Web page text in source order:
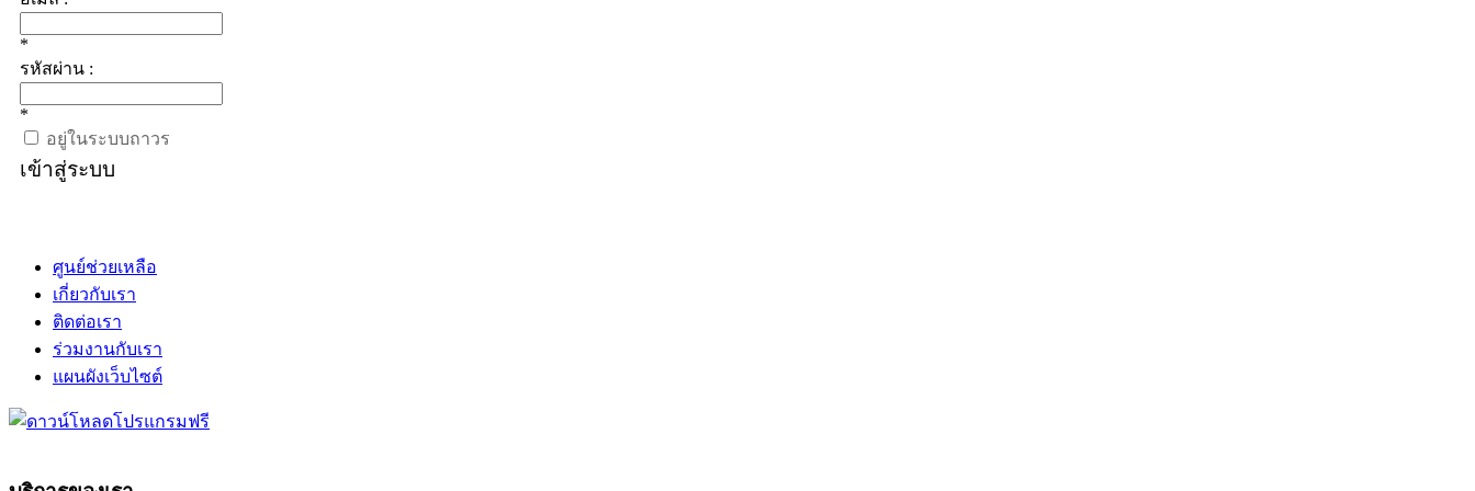
*
รหัสผ่าน :
*
อยู่ในระบบถาวร
เข้าสู่ระบบ
ศูนย์ช่วยเหลือ
เกี่ยวกับเรา
ติดต่อเรา
ร่วมงานกับเรา
แผนผังเว็บไซต์